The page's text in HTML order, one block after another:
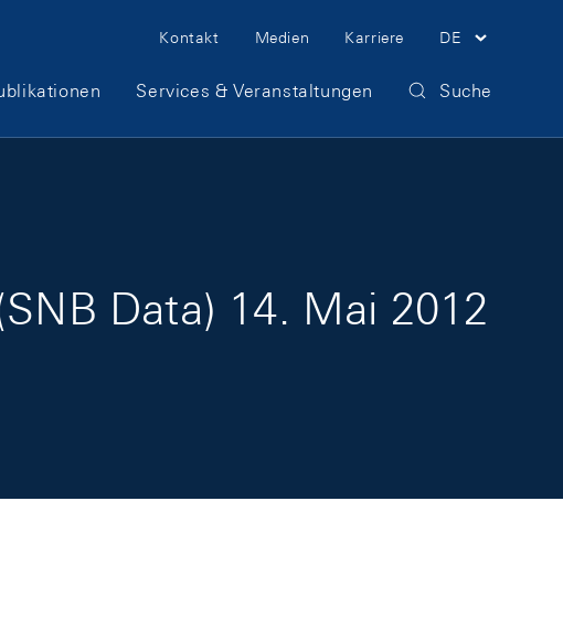
Meta Navigation
Kontakt Medien Karriere DE
Services & Veranstaltungen Suche
Data) 14. Mai 2012